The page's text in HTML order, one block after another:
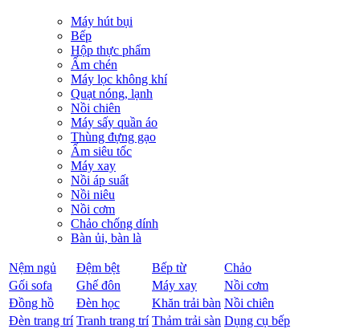
Máy hút bụi
Bếp
Hộp thực phẩm
Ấm chén
Máy lọc không khí
Quạt nóng, lạnh
Nồi chiên
Máy sấy quần áo
Thùng đựng gạo
Ấm siêu tốc
Máy xay
Nồi áp suất
Nồi niêu
Nồi cơm
Chảo chống dính
Bàn ủi, bàn là
Nệm ngủ Đệm bệt Bếp từ
Chảo
Gối sofa
Ghế đôn Máy xay
Nồi cơm
Đồng hồ
Đèn học Khăn trải bàn Nồi chiên
Đèn trang trí Tranh trang trí Thảm trải sàn Dụng cụ bếp